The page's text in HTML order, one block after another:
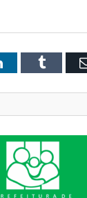
LinkedInTumblr